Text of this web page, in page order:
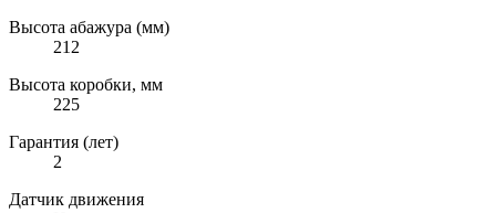
Высота абажура (мм)
212
Высота коробки, мм
225
Гарантия (лет)
2
Датчик движения